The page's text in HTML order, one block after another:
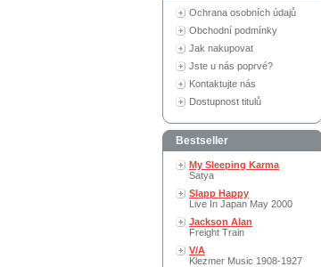
Ochrana osobních údajů
Obchodní podmínky
Jak nakupovat
Jste u nás poprvé?
Kontaktujte nás
Dostupnost titulů
Bestseller
My Sleeping Karma
Satya
Slapp Happy
Live In Japan May 2000
Jackson Alan
Freight Train
V/A
Klezmer Music 1908-1927